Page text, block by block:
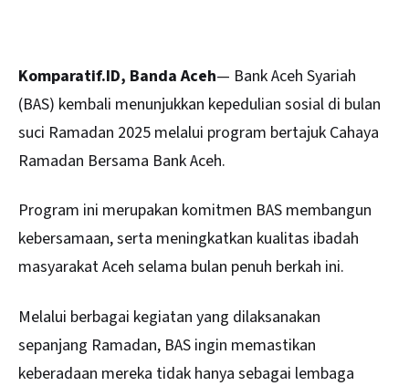
Komparatif.ID, Banda Aceh— BankAceh Syariah
(BAS) kembali menunjukkan kepedulian sosial di bulan
suci Ramadan 2025 melalui program bertajuk Cahaya
Ramadan Bersama Bank Aceh.
Program ini merupakan komitmen BAS membangun
kebersamaan, serta meningkatkan kualitas ibadah
masyarakat Aceh selama bulan penuh berkah ini.
Melalui berbagai kegiatan yang dilaksanakan
sepanjang Ramadan, BAS ingin memastikan
keberadaan mereka tidak hanya sebagai lembaga